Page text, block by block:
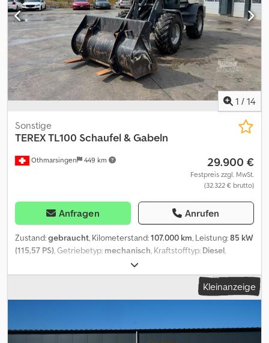
1 / 14
Othmarsingen 449 km
Sonstige
TEREXTL100 Schaufel & Gabeln
29.900 €
Festpreis zzgl. MwSt.
(32.322 € brutto)
Anfragen Anrufen
Zustand:gebraucht, Kilometerstand:107.000 km, Leistung:85 kW
(115,57 PS), Getriebetyp: mechanisch, Kraftstofftyp: Diesel,
, Erstzulassung:
Emissionsklasse:Euro4, Ausstattung:Rußfilter, - Ladeschaufel und
Gabel- Allrad- Top Zustand Dedpfx Aezh DcpsnmswaKleinanzeige